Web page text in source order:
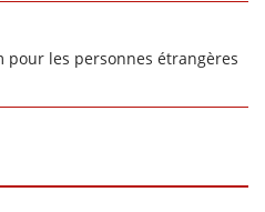
les personnes étrangères